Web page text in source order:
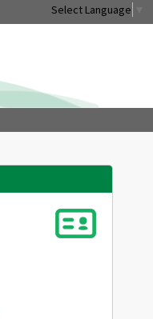
Select Language